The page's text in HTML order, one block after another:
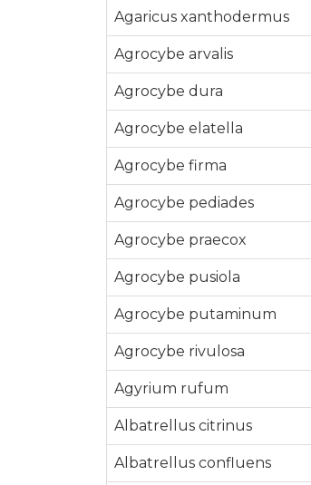
Agaricus xanthodermus
Agrocybe arvalis
Agrocybe dura
Agrocybe elatella
Agrocybe firma
Agrocybe pediades
Agrocybe praecox
Agrocybe pusiola
Agrocybe putaminum
Agrocybe rivulosa
Agyrium rufum
Albatrellus citrinus
Albatrellus confluens